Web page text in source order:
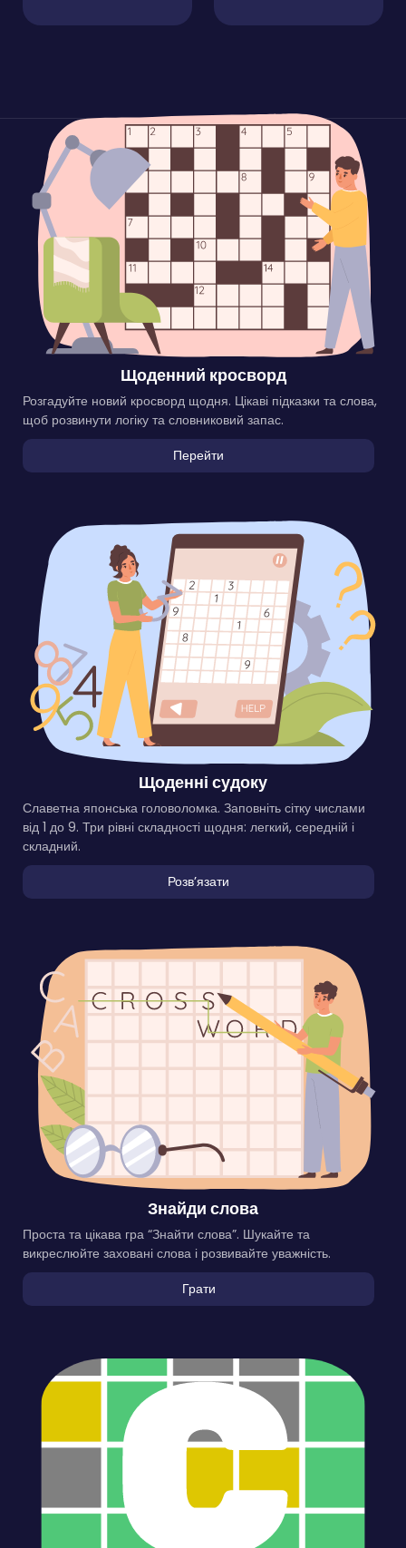
Щоденний кросворд
Розгадуйте новий кросворд щодня. Цікаві підказки та слова,
щоб розвинути логіку та словниковий запас.
Перейти
Щоденні судоку
Славетна японська головоломка. Заповніть сітку числами
від 1 до 9. Три рівні складності щодня: легкий, середній і
складний.
Розвʼязати
Знайди слова
Проста та цікава гра “Знайти слова”. Шукайте та
викреслюйте заховані слова і розвивайте уважність.
Грати